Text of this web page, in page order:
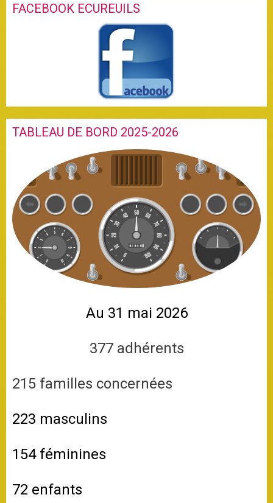
FACEBOOK ECUREUILS
TABLEAU DE BORD 2025-2026
Au 31 mai 2026
377 adhérents
215 familles concernées
223 masculins
154 féminines
72 enfants